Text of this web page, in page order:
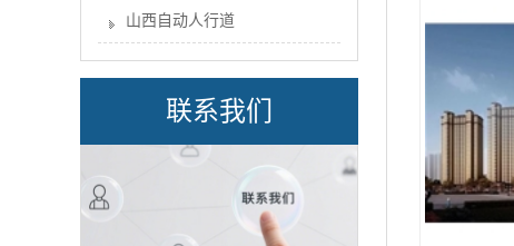
山西自动人行道
联系我们